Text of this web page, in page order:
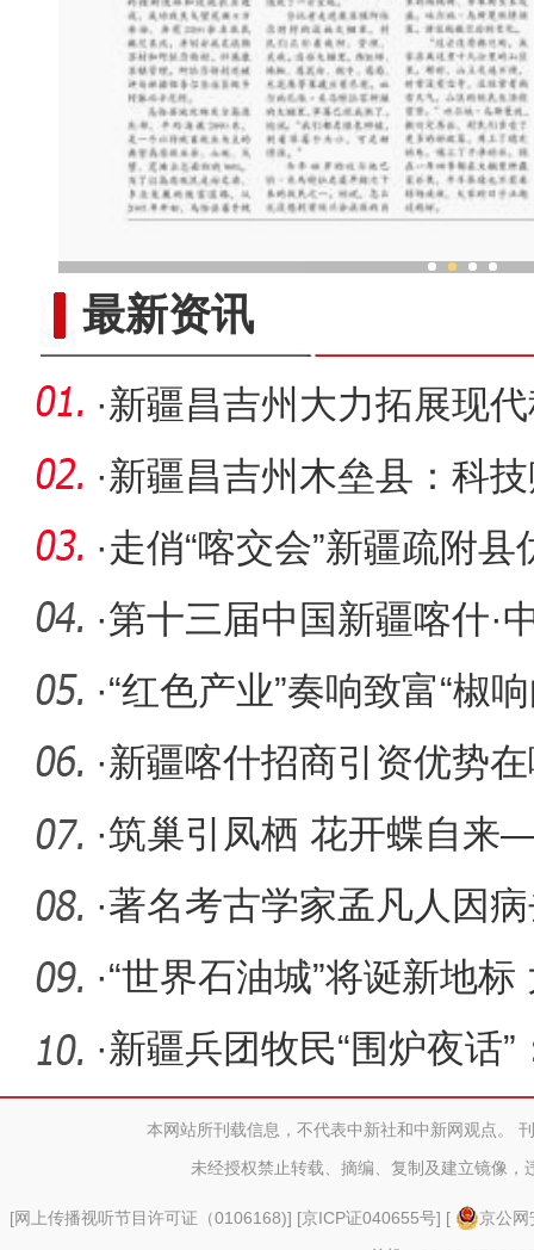
最新资讯
·新疆昌吉州大力拓展现
·新疆昌吉州木垒县：科
展
·走俏“喀交会”新疆疏附
捧
·第十三届中国新疆喀什·
开幕
·“红色产业”奏响致富“椒
·新疆喀什招商引资优势
·筑巢引凤栖 花开蝶自
商引资工
·著名考古学家孟凡人因
·“世界石油城”将诞新地
欧之
·新疆兵团牧民“围炉夜话”
本网站所刊载信息，不代表中新社和中新网观点。
未经授权禁止转载、摘编、复制及建立镜像，
[网上传播视听节目许可证（0106168)] [京ICP证040655号] [
京公